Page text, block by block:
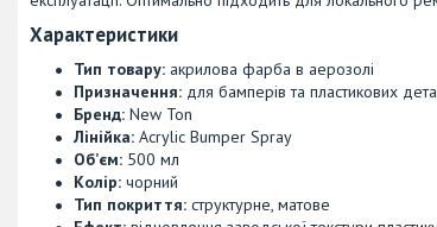
Характеристики
Тип товару: акрилова фарба в аерозолі
Призначення: для бамперів та пластикових
Бренд: New Ton
Лінійка: Acrylic Bumper Spray
Об’єм: 500 мл
Колір: чорний
Тип покриття: структурне, матове